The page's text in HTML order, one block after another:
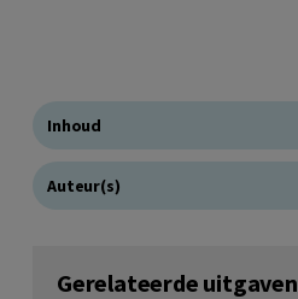
Inhoud
Auteur(s)
Gerelateerde uitgaven